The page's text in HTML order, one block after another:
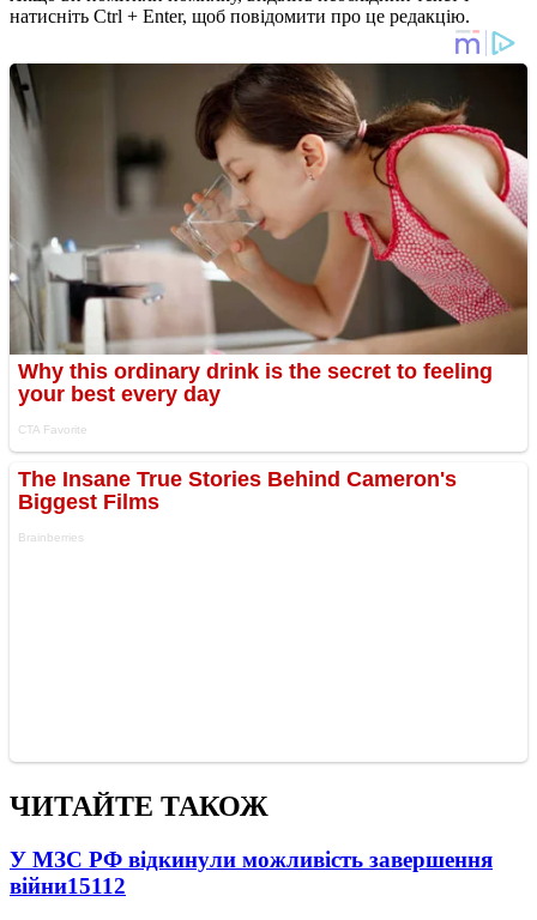
натисніть Ctrl + Enter, щоб повідомити про це редакцію.
ЧИТАЙТЕ ТАКОЖ
У МЗС РФ відкинули можливість завершення
війни15112